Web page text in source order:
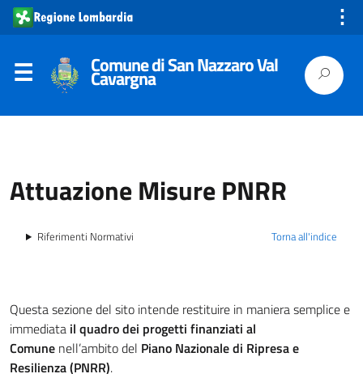
⋮
Comune di San Nazzaro Val
Cavargna
Attuazione Misure PNRR
Torna all'indice
Riferimenti Normativi
Questa sezione del sito intende restituire in maniera semplice e
immediata il quadro dei progetti finanziati al
Comune nell’ambito del Piano Nazionale di Ripresa e
Resilienza (PNRR).